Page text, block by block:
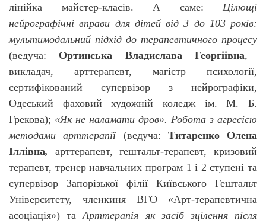
лінійка майстер-класів. А саме: Цілющі
нейрографічні вправи для дітей від 3 до 103 років:
мультимодальний підхід до терапевтичного процесу
(ведуча: Ортинська Владислава Георгіівна,
викладач, арттерапевт, магістр психології,
сертифікований супервізор з нейрографіки,
Одеський фаховий художній коледж ім. М. Б.
Грекова); «Як не наламати дров». Робота з агресією
методами арттерапії(ведуча: Титаренко Олена
Іллівна, арттерапевт, гештальт-терапевт, кризовий
терапевт, тренер навчальних програм 1 і 2 ступені та
супервізор Запорізької філії Київського Гештальт
Університету, членкиня ВГО «Арт-терапевтична
асоціація») таАрттерапія як засіб зцілення після